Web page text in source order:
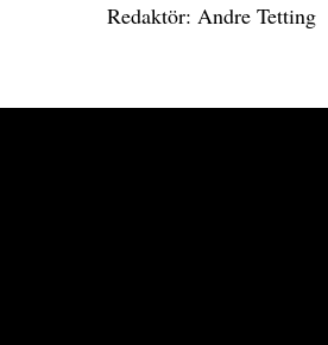
Redaktör: Andre Tetting